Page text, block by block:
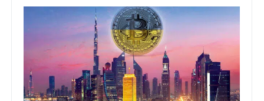
Régulation : De nouvelles directives pour la publicité